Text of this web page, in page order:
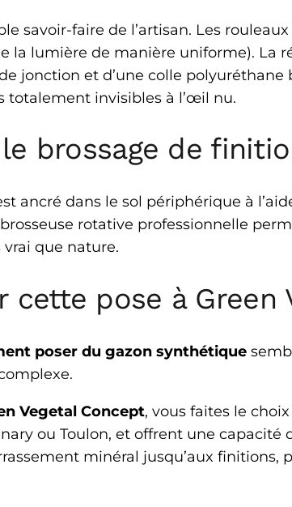
savoir-faire de l’artisan. Les
la lumière de manière uniforme).
jonction et d’une colle
totalement invisibles à l’œil nu.
brossage de
ancré dans le sol périphérique à
rotative professionnelle
que nature.
cette pose à Green
poser du gazon synthétique
Vegetal Concept, vous faites le
ou Toulon, et offrent une
minéral jusqu’aux